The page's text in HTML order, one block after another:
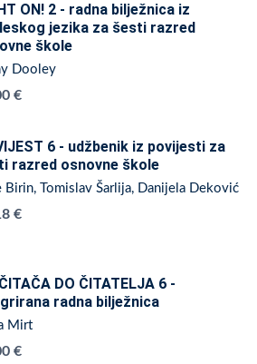
ON! 2 - radna bilježnica iz
jezika za šesti razred
škole
Dooley
€
6 - udžbenik iz povijesti za
razred osnovne škole
Birin, Tomislav Šarlija, Danijela Deković
€
DO ČITATELJA 6 -
radna bilježnica
Mirt
€